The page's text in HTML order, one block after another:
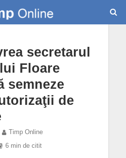
secretarul
Floare
semneze
de
Timp Online
6 min de citit